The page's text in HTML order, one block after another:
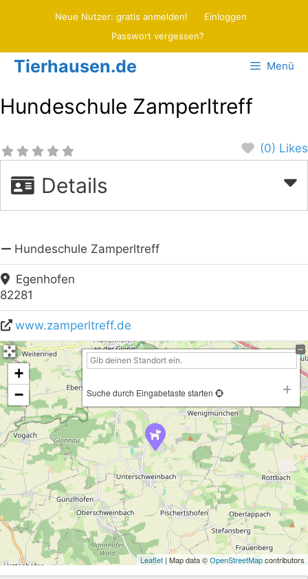
Neue Nutzer: gratis anmelden!
Einloggen
Passwort vergessen?
Tierhausen.de Menü
Hundeschule Zamperltreff
(0) Likes
Details
Hundeschule Zamperltreff
Egenhofen
82281
www.zamperltreff.de
+
−
Suche durch Eingabetaste starten
Leaflet | Map data ©OpenStreetMapcontributors